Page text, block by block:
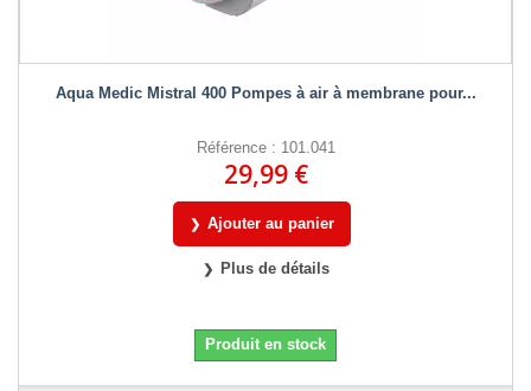
Aqua Medic Mistral 400 Pompes à air à membrane pour...
Référence : 101.041
29,99 €
Ajouter au panier
Plus de détails
Produit en stock